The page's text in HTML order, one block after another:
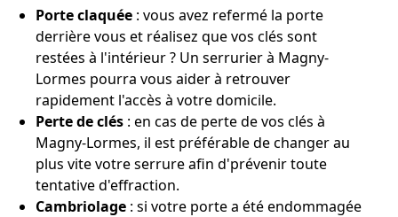
Porte claquée : vous avez refermé la porte
derrière vous et réalisez que vos clés sont
restées à l'intérieur ? Un serrurier à Magny-
Lormes pourra vous aider à retrouver
rapidement l'accès à votre domicile.
Perte de clés : en cas de perte de vos clés à
Magny-Lormes, il est préférable de changer au
plus vite votre serrure afin d'prévenir toute
tentative d'effraction.
Cambriolage : si votre porte a été endommagée